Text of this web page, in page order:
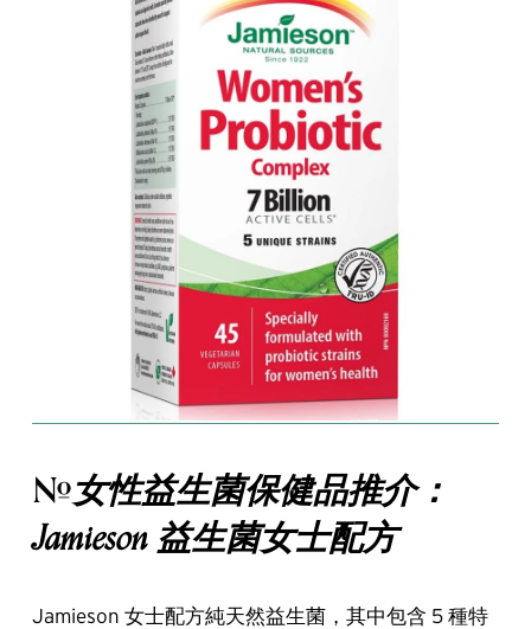
#女性益生菌保健品推介：
Jamieson 益生菌女士配方
Jamieson 女士配方純天然益生菌，其中包含 5 種特